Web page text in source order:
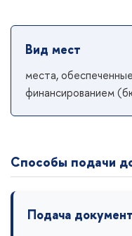
Вид мест
места,
финансированием
Способы подачи
Подача